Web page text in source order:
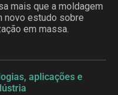
mais que a moldagem
novo estudo sobre
em massa.
aplicações e